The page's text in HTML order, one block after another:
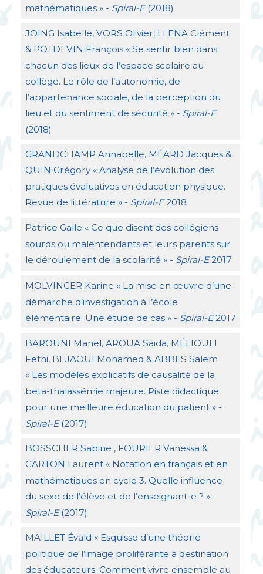
mathématiques » - Spiral-E(2018)
JOING Isabelle, VORS Olivier, LLENAClément
& POTDEVIN François « Se sentir bien dans
chacun des lieux de l’espace scolaire au
collège. Le rôle de l’autonomie, de
l’appartenance sociale, de la perception du
lieu et du sentiment de sécurité » - Spiral-E
(2018)
GRANDCHAMP Annabelle, MÉARD Jacques &
QUIN Grégory « Analyse de l’évolution des
pratiques évaluatives en éducation physique.
Revue de littérature » - Spiral-E2018
Patrice Galle « Ce que disent des collégiens
sourds ou malentendants et leurs parents sur
le déroulement de la scolarité » - Spiral-E2017
MOLVINGER Karine « La mise en œuvre d’une
démarche d’investigation à l’école
élémentaire. Une étude de cas » - Spiral-E2017
BAROUNI Manel, AROUASaida, MÉLIOULI
Fethi, BEJAOUI Mohamed & ABBES Salem
« Les modèles explicatifs de causalité de la
beta-thalassémie majeure. Piste didactique
pour une meilleure éducation du patient » -
Spiral-E(2017)
BOSSCHER Sabine , FOURIER Vanessa &
CARTON Laurent « Notation en français et en
mathématiques en cycle 3. Quelle influence
du sexe de l’élève et de l’enseignant-e ? » -
Spiral-E(2017)
MAILLETÉvald « Esquisse d’une théorie
politique de l’image proliférante à destination
des éducateurs. Comment vivre ensemble au